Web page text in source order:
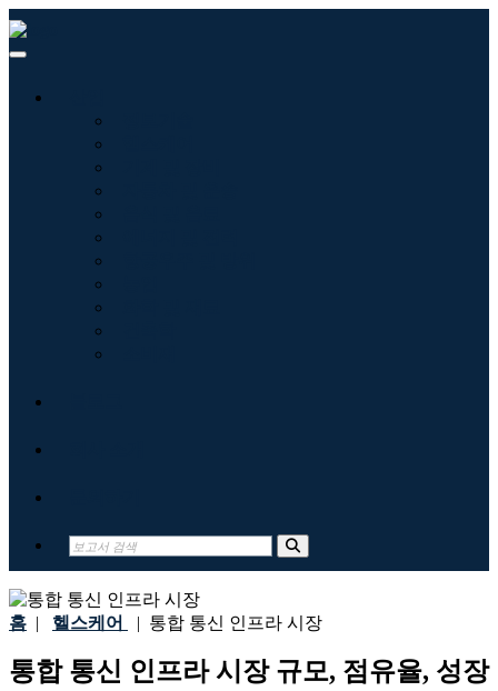
홈 | 헬스케어 | 통합 통신 인프라 시장
통합 통신 인프라 시장 규모, 점유율, 성장